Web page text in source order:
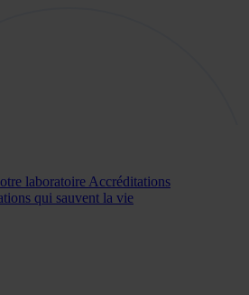
laboratoire Accréditations
qui sauvent la vie